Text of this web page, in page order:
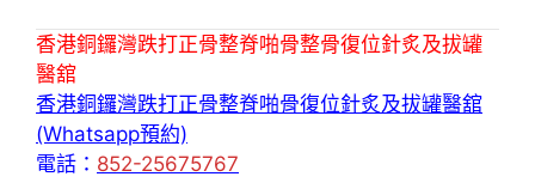
香港銅鑼灣跌打正骨整脊啪骨整骨復位針炙及拔罐
醫舘
香港銅鑼灣跌打正骨整脊啪骨復位針炙及拔罐醫舘
(Whatsapp預約)
電話： 852-25675767